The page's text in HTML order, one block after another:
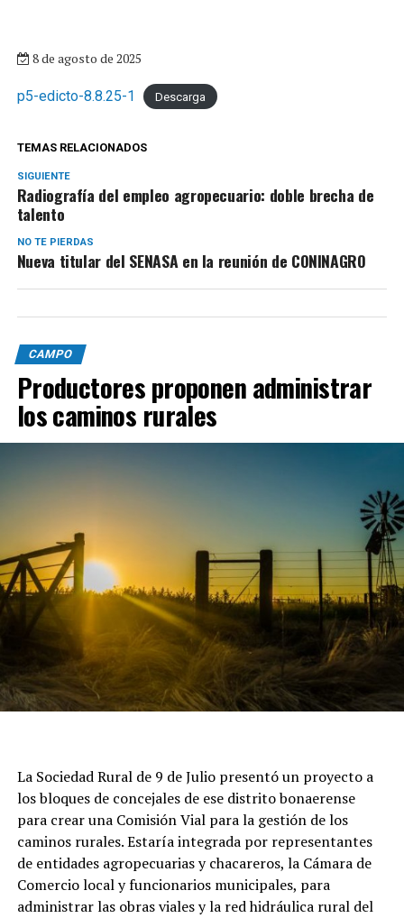
8 de agosto de 2025
p5-edicto-8.8.25-1 Descarga
TEMAS RELACIONADOS
SIGUIENTE
Radiografía del empleo agropecuario: doble brecha de
talento
NO TE PIERDAS
Nueva titular del SENASA en la reunión de CONINAGRO
CAMPO
Productores proponen administrar
los caminos rurales
La Sociedad Rural de 9 de Julio presentó un proyecto a
los bloques de concejales de ese distrito bonaerense
para crear una Comisión Vial para la gestión de los
caminos rurales. Estaría integrada por representantes
de entidades agropecuarias y chacareros, la Cámara de
Comercio local y funcionarios municipales, para
administrar las obras viales y la red hidráulica rural del